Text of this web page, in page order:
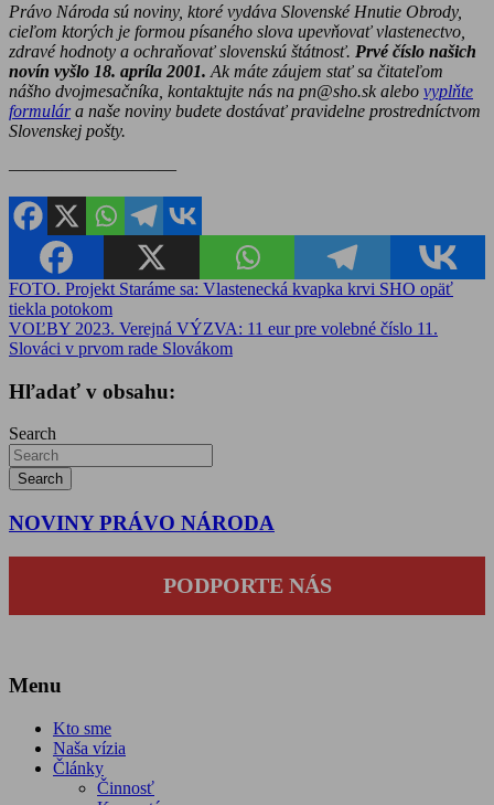
Právo Národa sú noviny, ktoré vydáva Slovenské Hnutie Obrody,
cieľom ktorých je formou písaného slova upevňovať vlastenectvo,
zdravé hodnoty a ochraňovať slovenskú štátnosť. Prvé číslo našich
novín vyšlo 18. apríla 2001. Ak máte záujem stať sa čitateľom
nášho dvojmesačníka, kontaktujte nás na pn@sho.sk alebo vyplňte
formulára naše noviny budete dostávať pravidelne prostredníctvom
Slovenskej pošty.
————————–—
Navigácia
v
článku
FOTO. Projekt Staráme sa: Vlastenecká kvapka krvi SHO opäť
tiekla potokom
VOĽBY 2023. Verejná VÝZVA: 11 eur pre volebné číslo 11.
Slováci v prvom rade Slovákom
Hľadať v obsahu:
Search
Search
NOVINY PRÁVO NÁRODA
PODPORTE NÁS
Menu
Kto sme
Naša vízia
Články
Činnosť